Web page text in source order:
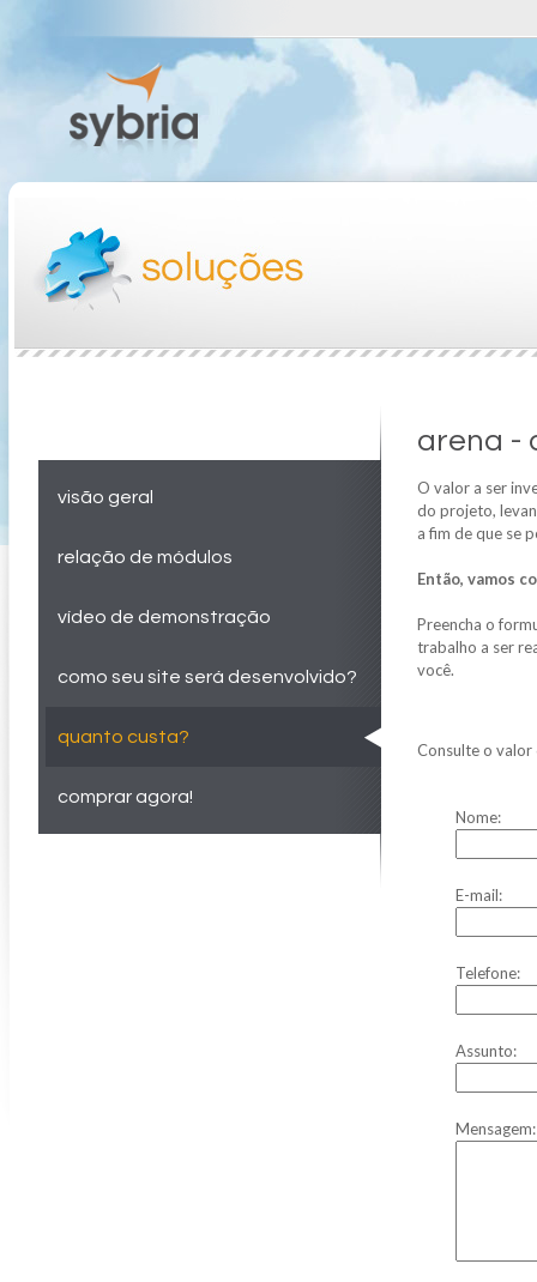
visão geral
relação de módulos
vídeo de demonstração
como seu site será desenvolvido?
quanto custa?
comprar agora!
arena -
O valor a ser
do projeto,
a fim de que se
Então, vamos
Preencha o
trabalho a ser
você.
Consulte o
Nome:
E-mail:
Telefone:
Assunto:
Mensagem: